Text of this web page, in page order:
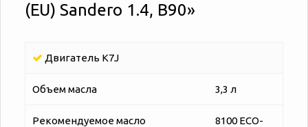
(EU) Sandero 1.4, B90»
Двигатель K7J
Объем масла 3,3 л
Рекомендуемое масло
8100 ECO-